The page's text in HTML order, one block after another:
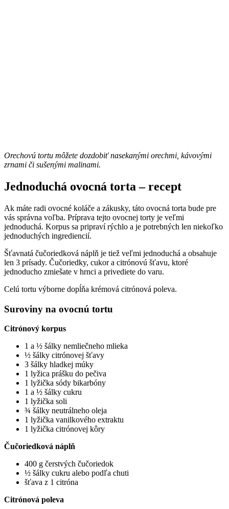
Orechovú tortu môžete dozdobiť nasekanými orechmi, kávovými
zrnami či sušenými malinami.
Jednoduchá ovocná torta – recept
Ak máte radi ovocné koláče a zákusky, táto ovocná torta bude pre
vás správna voľba. Príprava tejto ovocnej torty je veľmi
jednoduchá. Korpus sa pripraví rýchlo a je potrebných len niekoľko
jednoduchých ingrediencií.
Šťavnatá čučoriedková náplň je tiež veľmi jednoduchá a obsahuje
len 3 prísady. Čučoriedky, cukor a citrónovú šťavu, ktoré
jednoducho zmiešate v hrnci a privediete do varu.
Celú tortu výborne dopĺňa krémová citrónová poleva.
Suroviny na ovocnú tortu
Citrónový korpus
1 a ½ šálky nemliečneho mlieka
½ šálky citrónovej šťavy
3 šálky hladkej múky
1 lyžica prášku do pečiva
1 lyžička sódy bikarbóny
1 a ½ šálky cukru
1 lyžička soli
¾ šálky neutrálneho oleja
1 lyžička vanilkového extraktu
1 lyžička citrónovej kôry
Čučoriedková náplň
400 g čerstvých čučoriedok
½ šálky cukru alebo podľa chuti
šťava z 1 citróna
Citrónová poleva